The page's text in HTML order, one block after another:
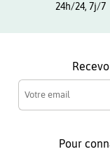
24h/24, 7j/7
Pour